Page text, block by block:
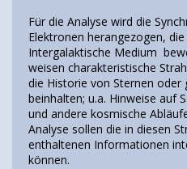
Für die Analyse wird die
Elektronen herangezogen,
Intergalaktische Medium
weisen charakteristische
die Historie von Sternen oder
beinhalten; u.a. Hinweise auf
und andere kosmische
Analyse sollen die in diesen
enthaltenen Informationen
können.